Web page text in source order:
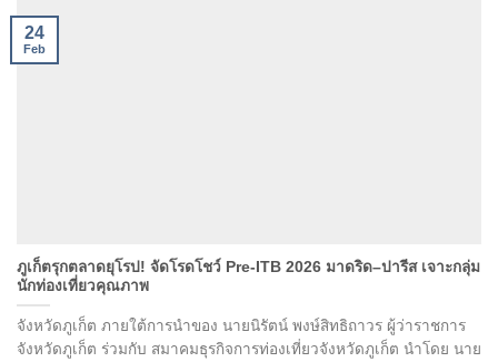
ภูเก็ตรุกตลาดยุโรป! จัดโรดโชว์ Pre-ITB 2026 มาดริด–ปารีส เจาะกลุ่ม
นักท่องเที่ยวคุณภาพ
จังหวัดภูเก็ต ภายใต้การนำของ นายนิรัตน์ พงษ์สิทธิถาวร ผู้ว่าราชการ
จังหวัดภูเก็ต ร่วมกับ สมาคมธุรกิจการท่องเที่ยวจังหวัดภูเก็ต นำโดย นาย
24
Feb